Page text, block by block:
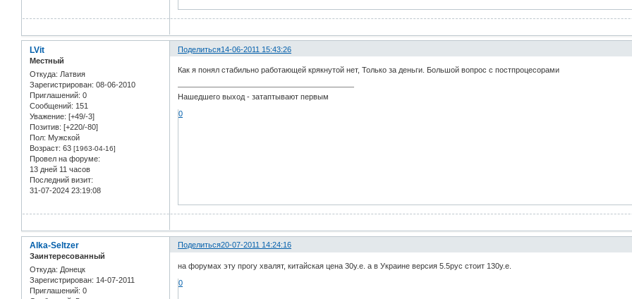
Поделиться14-06-2011 15:43:26
LVit
Местный
Откуда: Латвия
Зарегистрирован: 08-06-2010
Приглашений: 0
Сообщений: 151
Уважение: [+49/-3]
Позитив: [+220/-80]
Пол: Мужской
Возраст: 63 [1963-04-16]
Провел на форуме:
13 дней 11 часов
Последний визит:
31-07-2024 23:19:08
Как я понял стабильно работающей крякнутой нет, Только за деньги. Большой вопрос с постпроцесорами
Нашедшего выход - затаптывают первым
0
Поделиться20-07-2011 14:24:16
Alka-Seltzer
Заинтересованный
Откуда: Донецк
Зарегистрирован: 14-07-2011
Приглашений: 0
на форумах эту прогу хвалят, китайская цена 30у.е. а в Украине версия 5.5рус стоит 130у.е.
0